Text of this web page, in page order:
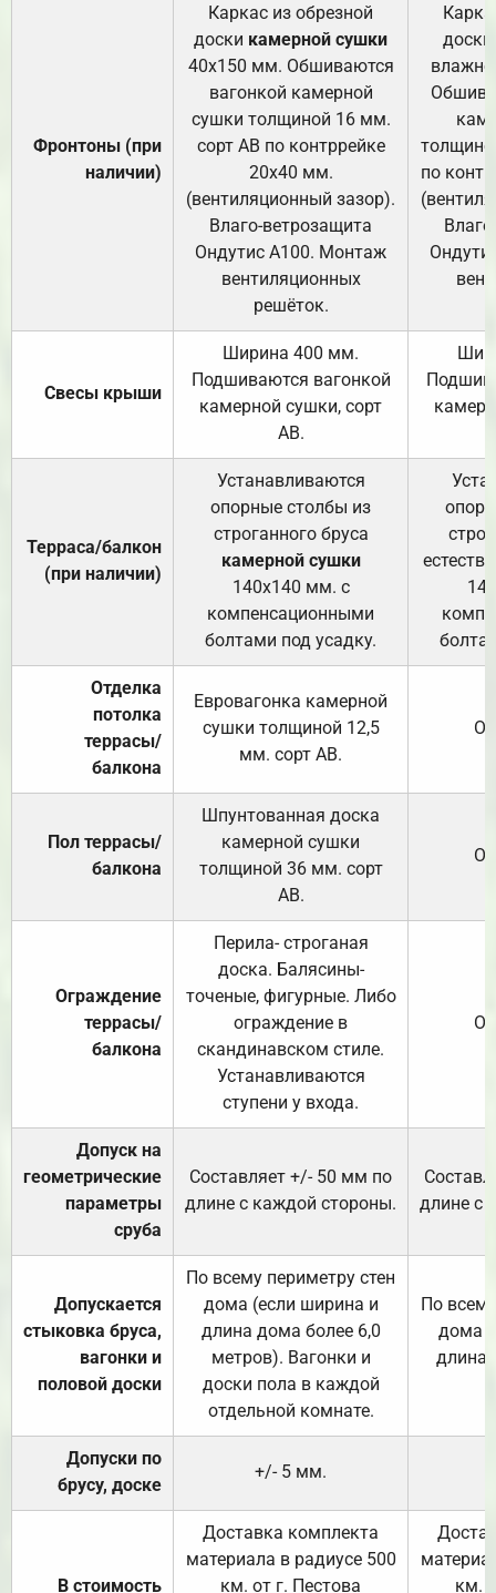
Фронтоны (при
наличии)
Каркас из обрезной
доски камерной сушки
40х150 мм. Обшиваются
вагонкой камерной
сушки толщиной 16 мм.
сорт АВ по контррейке
20х40 мм.
(вентиляционный зазор).
Влаго-ветрозащита
Ондутис А100. Монтаж
вентиляционных
решёток.
доски
по
Свесы крыши
Ширина 400 мм.
Подшиваются вагонкой
камерной сушки, сорт
АВ.
Терраса/балкон
(при наличии)
Устанавливаются
опорные столбы из
строганного бруса
камерной сушки
140х140 мм. с
компенсационными
болтами под усадку.
Отделка
потолка
террасы/
балкона
Евровагонка камерной
сушки толщиной 12,5
мм. сорт АВ.
Пол террасы/
балкона
Шпунтованная доска
камерной сушки
толщиной 36 мм. сорт
АВ.
Ограждение
террасы/
балкона
Перила- строганая
доска. Балясины-
точеные, фигурные. Либо
ограждение в
скандинавском стиле.
Устанавливаются
ступени у входа.
Допуск на
геометрические
параметры
сруба
Составляет +/- 50 мм по
длине с каждой стороны.
длине с
Допускается
стыковка бруса,
вагонки и
половой доски
По всему периметру стен
дома (если ширина и
длина дома более 6,0
метров). Вагонки и
доски пола в каждой
отдельной комнате.
По
дома
длина
Допуски по
брусу, доске
+/- 5 мм.
В стоимость
Доставка комплекта
материала в радиусе 500
км. от г. Пестова
км.